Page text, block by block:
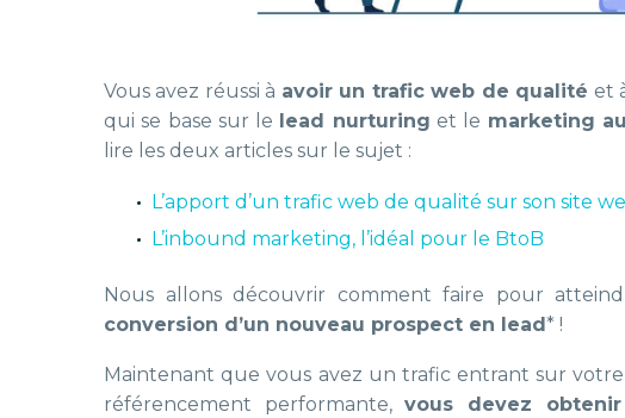
Vous avez réussi à avoir un trafic web de qualité et
qui se base sur le
lead nurturing et le marketing
lire les deux articles sur le sujet :
L’apport d’un trafic web de qualité sur son site
L’inbound marketing, l’idéal pour le BtoB
Nous allons découvrir comment faire pour
conversion d’un nouveau prospect en lead* !
Maintenant que vous avez un trafic entrant sur
référencement performante,vous devez